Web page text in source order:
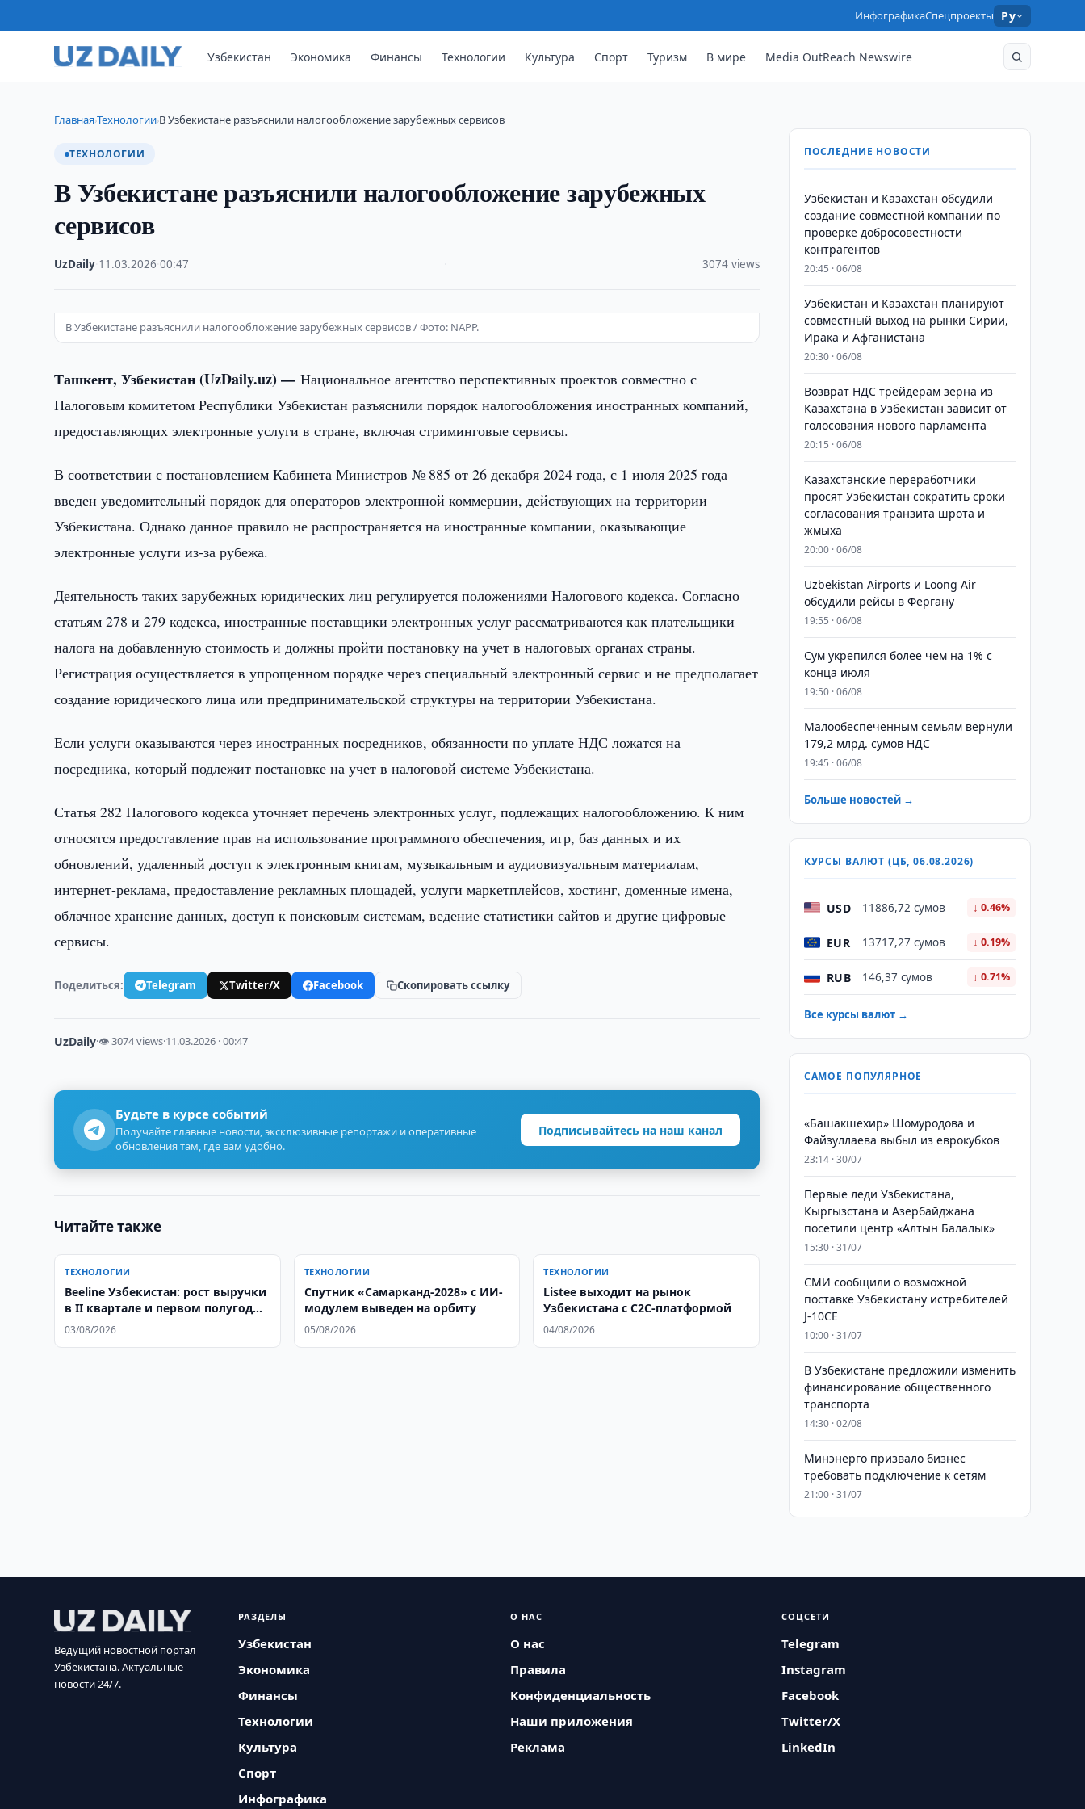
ИнфографикаСпецпроекты Ру
Узбекистан Экономика Финансы Технологии Культура Спорт Туризм В мире Media OutReach Newswire
Главная›Технологии›В Узбекистане разъяснили налогообложение зарубежных сервисов
ТЕХНОЛОГИИ
В Узбекистане разъяснили налогообложение зарубежных
сервисов
UzDaily 11.03.2026 ·00:47 3074 views
В Узбекистане разъяснили налогообложение зарубежных сервисов / Фото: NAPP.
Ташкент, Узбекистан (UzDaily.uz) —Национальное агентство перспективных проектов совместно с
Налоговым комитетом Республики Узбекистан разъяснили порядок налогообложения иностранных компаний,
предоставляющих электронные услуги в стране, включая стриминговые сервисы.
В соответствии с постановлением Кабинета Министров № 885 от 26 декабря 2024 года, с 1 июля 2025 года
введен уведомительный порядок для операторов электронной коммерции, действующих на территории
Узбекистана. Однако данное правило не распространяется на иностранные компании, оказывающие
электронные услуги из-за рубежа.
Деятельность таких зарубежных юридических лиц регулируется положениями Налогового кодекса. Согласно
статьям 278 и 279 кодекса, иностранные поставщики электронных услуг рассматриваются как плательщики
налога на добавленную стоимость и должны пройти постановку на учет в налоговых органах страны.
Регистрация осуществляется в упрощенном порядке через специальный электронный сервис и не предполагает
создание юридического лица или предпринимательской структуры на территории Узбекистана.
Если услуги оказываются через иностранных посредников, обязанности по уплате НДС ложатся на
посредника, который подлежит постановке на учет в налоговой системе Узбекистана.
Статья 282 Налогового кодекса уточняет перечень электронных услуг, подлежащих налогообложению. К ним
относятся предоставление прав на использование программного обеспечения, игр, баз данных и их
обновлений, удаленный доступ к электронным книгам, музыкальным и аудиовизуальным материалам,
интернет-реклама, предоставление рекламных площадей, услуги маркетплейсов, хостинг, доменные имена,
облачное хранение данных, доступ к поисковым системам, ведение статистики сайтов и другие цифровые
сервисы.
Поделиться: Telegram Twitter/X Facebook Скопировать ссылку
UzDaily·👁 3074 views·11.03.2026 · 00:47
Будьте в курсе событий
Получайте главные новости, эксклюзивные репортажи и оперативные
обновления там, где вам удобно.
Подписывайтесь на наш канал
Читайте также
ТЕХНОЛОГИИ
Beeline Узбекистан: рост выручки
в II квартале и первом полугодии
2026
03/08/2026
ТЕХНОЛОГИИ
Спутник «Самарканд-2028» с ИИ-
модулем выведен на орбиту
05/08/2026
ТЕХНОЛОГИИ
Listee выходит на рынок
Узбекистана с C2C-платформой
04/08/2026
ПОСЛЕДНИЕ НОВОСТИ
Узбекистан и Казахстан обсудили
создание совместной компании по
проверке добросовестности
контрагентов
20:45 · 06/08
Узбекистан и Казахстан планируют
совместный выход на рынки Сирии,
Ирака и Афганистана
20:30 · 06/08
Возврат НДС трейдерам зерна из
Казахстана в Узбекистан зависит от
голосования нового парламента
20:15 · 06/08
Казахстанские переработчики
просят Узбекистан сократить сроки
согласования транзита шрота и
жмыха
20:00 · 06/08
Uzbekistan Airports и Loong Air
обсудили рейсы в Фергану
19:55 · 06/08
Сум укрепился более чем на 1% с
конца июля
19:50 · 06/08
Малообеспеченным семьям вернули
179,2 млрд. сумов НДС
19:45 · 06/08
Больше новостей →
КУРСЫ ВАЛЮТ (ЦБ, 06.08.2026)
USD 11886,72 сумов ↓ 0.46%
EUR 13717,27 сумов ↓ 0.19%
RUB 146,37 сумов ↓ 0.71%
Все курсы валют →
САМОЕ ПОПУЛЯРНОЕ
«Башакшехир» Шомуродова и
Файзуллаева выбыл из еврокубков
23:14 · 30/07
Первые леди Узбекистана,
Кыргызстана и Азербайджана
посетили центр «Алтын Балалык»
15:30 · 31/07
СМИ сообщили о возможной
поставке Узбекистану истребителей
J-10CE
10:00 · 31/07
В Узбекистане предложили изменить
финансирование общественного
транспорта
14:30 · 02/08
Минэнерго призвало бизнес
требовать подключение к сетям
21:00 · 31/07
Ведущий новостной портал
Узбекистана. Актуальные
новости 24/7.
РАЗДЕЛЫ
Узбекистан
Экономика
Финансы
Технологии
Культура
Спорт
Инфографика
О НАС
О нас
Правила
Конфиденциальность
Наши приложения
Реклама
СОЦСЕТИ
Telegram
Instagram
Facebook
Twitter/X
LinkedIn